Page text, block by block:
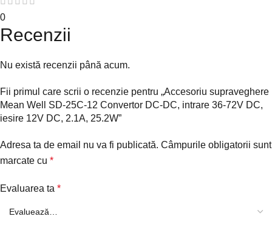
0
Recenzii
Nu există recenzii până acum.
Fii primul care scrii o recenzie pentru „Accesoriu supraveghere
Mean Well SD-25C-12 Convertor DC-DC, intrare 36-72V DC,
iesire 12V DC, 2.1A, 25.2W”
Adresa ta de email nu va fi publicată. Câmpurile obligatorii sunt
marcate cu *
Evaluarea ta *